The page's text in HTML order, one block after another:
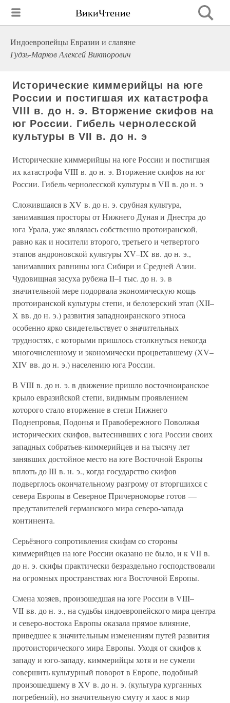
ВикиЧтение
Индоевропейцы Евразии и славяне
Гудзь-Марков Алексей Викторович
Исторические киммерийцы на юге
России и постигшая их катастрофа
VIII в. до н. э. Вторжение скифов на
юг России. Гибель чернолесской
культуры в VII в. до н. э
Исторические киммерийцы на юге России и постигшая
их катастрофа VIII в. до н. э. Вторжение скифов на юг
России. Гибель чернолесской культуры в VII в. до н. э
Сложившаяся в XV в. до н. э. срубная культура,
занимавшая просторы от Нижнего Дуная и Днестра до
юга Урала, уже являлась собственно протоиранской,
равно как и носители второго, третьего и четвертого
этапов андроновской культуры XV–IX вв. до н. э.,
занимавших равнины юга Сибири и Средней Азии.
Чудовищная засуха рубежа II–I тыс. до н. э. в
значительной мере подорвала экономическую мощь
протоиранской культуры степи, и белозерский этап (XII–
X вв. до н. э.) развития западноиранского этноса
особенно ярко свидетельствует о значительных
трудностях, с которыми пришлось столкнуться некогда
многочисленному и экономически процветавшему (XV–
XIV вв. до н. э.) населению юга России.
В VIII в. до н. э. в движение пришло восточноиранское
крыло евразийской степи, видимым проявлением
которого стало вторжение в степи Нижнего
Поднепровья, Подонья и Правобережного Поволжья
исторических скифов, вытеснивших с юга России своих
западных собратьев-киммерийцев и на тысячу лет
занявших достойное место на юге Восточной Европы
вплоть до III в. н. э., когда государство скифов
подверглось окончательному разгрому от вторгшихся с
севера Европы в Северное Причерноморье готов —
представителей германского мира северо-запада
континента.
Серьёзного сопротивления скифам со стороны
киммерийцев на юге России оказано не было, и к VII в.
до н. э. скифы практически безраздельно господствовали
на огромных пространствах юга Восточной Европы.
Смена хозяев, произошедшая на юге России в VIII–
VII вв. до н. э., на судьбы индоевропейского мира центра
и северо-востока Европы оказала прямое влияние,
приведшее к значительным изменениям путей развития
протоисторического мира Европы. Уходя от скифов к
западу и юго-западу, киммерийцы хотя и не сумели
совершить культурный поворот в Европе, подобный
произошедшему в XV в. до н. э. (культура курганных
погребений), но значительную смуту и хаос в мир